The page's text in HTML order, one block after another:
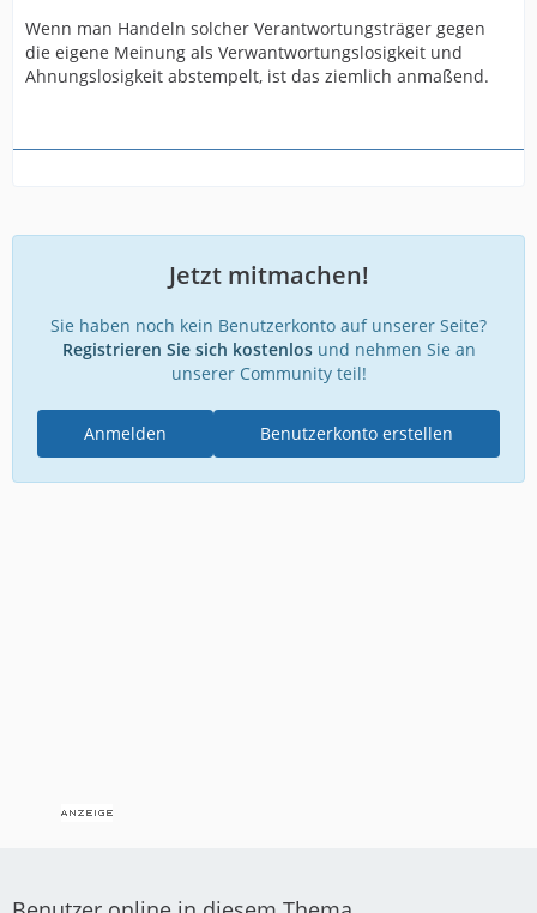
Wenn man Handeln solcher Verantwortungsträger gegen
die eigene Meinung als Verwantwortungslosigkeit und
Ahnungslosigkeit abstempelt, ist das ziemlich anmaßend.
Jetzt mitmachen!
Sie haben noch kein Benutzerkonto auf unserer Seite?
Registrieren Sie sich kostenlosund nehmen Sie an
unserer Community teil!
Benutzerkonto erstellen
Anmelden